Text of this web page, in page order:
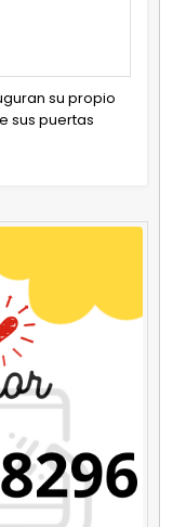
su propio
sus puertas